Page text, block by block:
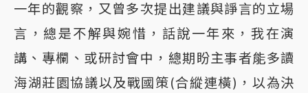
一年的觀察，又曾多次提出建議與諍言的立場
言，總是不解與婉惜，話說一年來，我在演
講、專欄、或研討會中，總期盼主事者能多讀
海湖莊園協議以及戰國策(合縱連橫)，以為決